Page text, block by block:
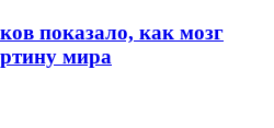
показало, как мозг
мира